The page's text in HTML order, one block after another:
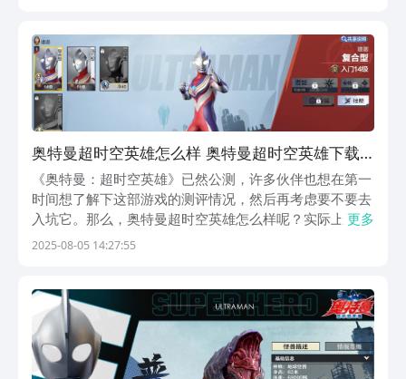
奥特曼超时空英雄怎么样 奥特曼超时空英雄下载
安装链接推荐
《奥特曼：超时空英雄》已然公测，许多伙伴也想在第一
时间想了解下这部游戏的测评情况，然后再考虑要不要去
入坑它。那么，奥特曼超时空英雄怎么样呢？实际上，这
部游戏延续了原作特摄剧的特性，整体呈现出来的游戏性
址》》》》》...
更多
2025-08-05 14:27:55